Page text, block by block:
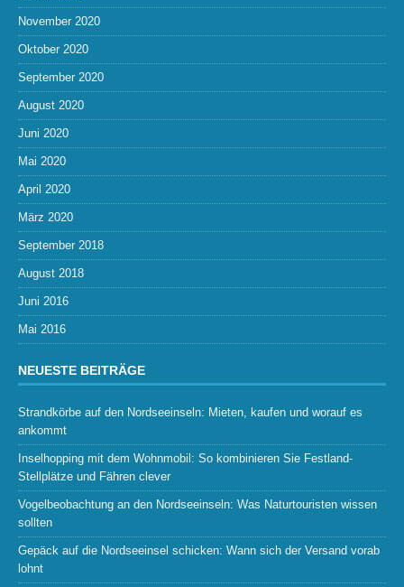
November 2020
Oktober 2020
September 2020
August 2020
Juni 2020
Mai 2020
April 2020
März 2020
September 2018
August 2018
Juni 2016
Mai 2016
NEUESTE BEITRÄGE
Strandkörbe auf den Nordseeinseln: Mieten, kaufen und worauf es
ankommt
Inselhopping mit dem Wohnmobil: So kombinieren Sie Festland-
Stellplätze und Fähren clever
Vogelbeobachtung an den Nordseeinseln: Was Naturtouristen wissen
sollten
Gepäck auf die Nordseeinsel schicken: Wann sich der Versand vorab
lohnt